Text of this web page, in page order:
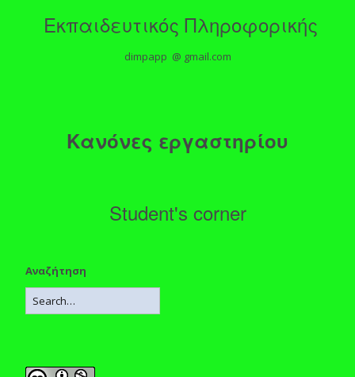
Εκπαιδευτικός Πληροφορικής
dimpapp @ gmail.com
Κανόνες εργαστηρίου
Student's corner
Αναζήτηση